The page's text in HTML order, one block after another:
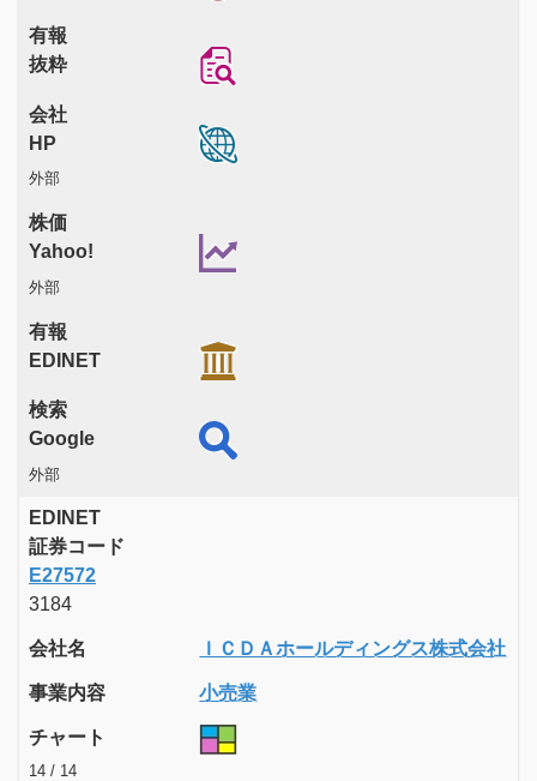
有報
抜粋
会社
HP
外部
株価
Yahoo!
外部
有報
EDINET
検索
Google
外部
EDINET
証券コード
E27572
3184
会社名 ＩＣＤＡホールディングス株式会社
事業内容 小売業
チャート
14 / 14